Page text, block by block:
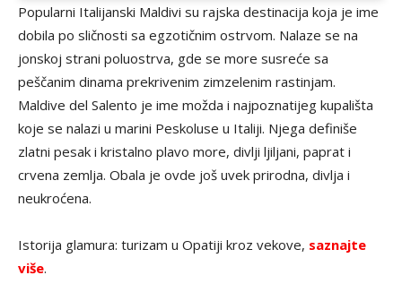
Popularni Italijanski Maldivi su rajska destinacija koja je ime
dobila po sličnosti sa egzotičnim ostrvom. Nalaze se na
jonskoj strani poluostrva, gde se more susreće sa
peščanim dinama prekrivenim zimzelenim rastinjam.
Maldive del Salento je ime možda i najpoznatijeg kupališta
koje se nalazi u marini Peskoluse u Italiji. Njega definiše
zlatni pesak i kristalno plavo more, divlji ljiljani, paprat i
crvena zemlja. Obala je ovde još uvek prirodna, divlja i
neukroćena.
Istorija glamura: turizam u Opatiji kroz vekove, saznajte
više.